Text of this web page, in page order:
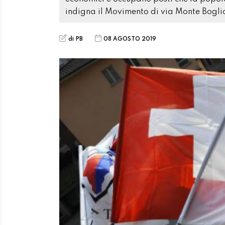
indigna il Movimento di via Monte
di PB 08 AGOSTO 2019